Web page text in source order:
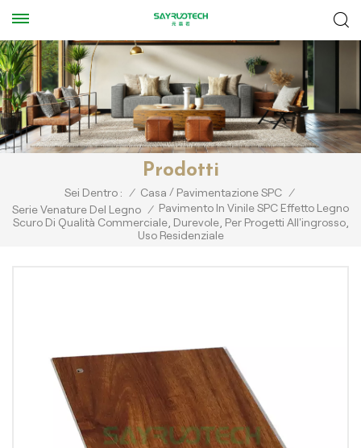
Prodotti
Sei Dentro : / Casa / Pavimentazione SPC /
Serie Venature Del Legno / Pavimento In Vinile SPC Effetto Legno
Scuro Di Qualità Commerciale, Durevole, Per Progetti All'ingrosso,
Uso Residenziale